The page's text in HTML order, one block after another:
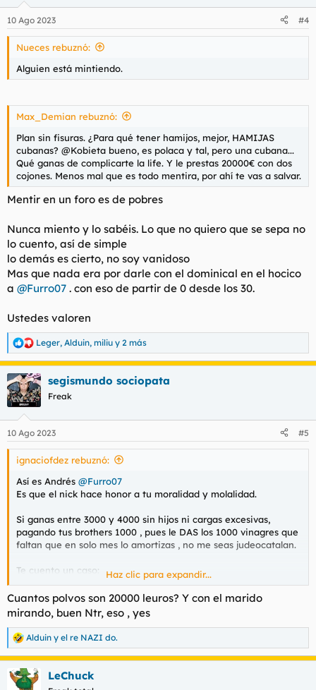
e
s
10 Ago 2023 #4
Nueces rebuznó:
Alguien está mintiendo.
Max_Demian rebuznó:
Plan sin fisuras. ¿Para qué tener hamijos, mejor, HAMIJAS
cubanas? @Kobieta bueno, es polaca y tal, pero una cubana...
Qué ganas de complicarte la life. Y le prestas 20000€ con dos
cojones. Menos mal que es todo mentira, por ahí te vas a salvar.
Mentir en un foro es de pobres
Nunca miento y lo sabéis. Lo que no quiero que se sepa no
lo cuento, así de simple
lo demás es cierto, no soy vanidoso
Mas que nada era por darle con el dominical en el hocico
a @Furro07 . con eso de partir de 0 desde los 30.
Ustedes valoren
R
e
a
c
c
i
e
s
Leger, Alduin, miliu y 2 más
segismundo sociopata
Freak
10 Ago 2023 #5
ignaciofdez rebuznó:
Así es Andrés @Furro07
Es que el nick hace honor a tu moralidad y molalidad.
Si ganas entre 3000 y 4000 sin hijos ni cargas excesivas,
pagando tus brothers 1000 , pues le DAS los 1000 vinagres que
faltan que en solo mes lo amortizas , no me seas judeocatalan.
Te cuento un caso:
Con la pandemia me quedé a 0, sin trabajo, sin nada,
trabajando en negro como un negro. O sea, que a los 58 yo
sabía lo que era partir de 0, por si te vale.
Conseguí después ya un trabajo temporal, ya le levantaba los
1500, no es mucho pero suficiente para mi.
Mi padre no, un forero de acá, un simple forero al que no he
visto en mi vida, me pidió dinero y me explico su triste
situación. No me lo pensé y le di 100€
Haz clic para expandir...
Cuantos polvos son 20000 leuros? Y con el marido
mirando, buen Ntr, eso , yes
R
e
a
c
c
Alduin y el re NAZI do.
LeChuck